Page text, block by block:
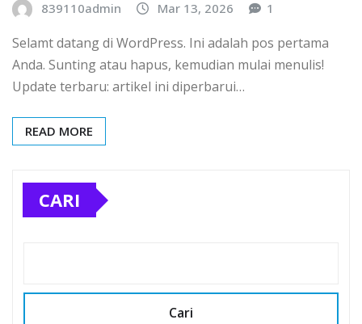
839110admin Mar 13, 2026 1
Selamt datang di WordPress. Ini adalah pos pertama
Anda. Sunting atau hapus, kemudian mulai menulis!
Update terbaru: artikel ini diperbarui…
READ MORE
CARI
Cari